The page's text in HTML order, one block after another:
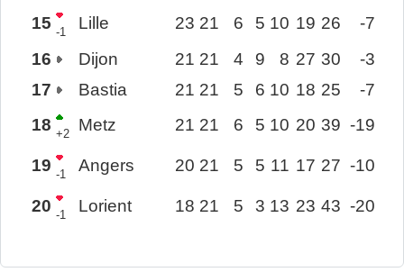
15 -1 Lille 23 21 6 5 10 19 26
-7
16
Dijon 21 21 4 9 8 27 30
-3
17
Bastia 21 21 5 6 10 18 25
-7
18 +2 Metz 21 21 6 5 10 20 39 -19
19 -1 Angers 20 21 5 5 11 17 27 -10
20 -1 Lorient 18 21 5 3 13 23 43 -20